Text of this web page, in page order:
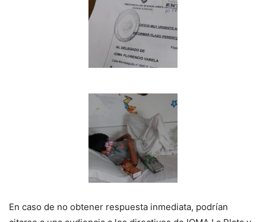
En caso de no obtener respuesta inmediata, podrían